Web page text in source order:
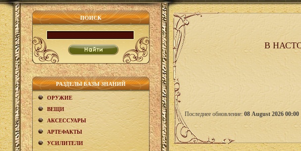
ПОИСК
РАЗДЕЛЫ БАЗЫ ЗНАНИЙ
ОРУЖИЕ
ВЕЩИ
АКCЕСCУАРЫ
АРТЕФАКТЫ
УСИЛИТЕЛИ
В
Последнее обновление: 08 August 2026 00:00